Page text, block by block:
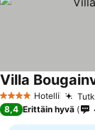
4 Tähtiluokitus
Hotelli
Villa
8,4 Erittäin hyvä